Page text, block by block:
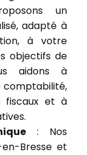
un
adapté à
à votre
objectifs de
aidons à
comptabilité,
fiscaux et à
: Nos
Bresse et